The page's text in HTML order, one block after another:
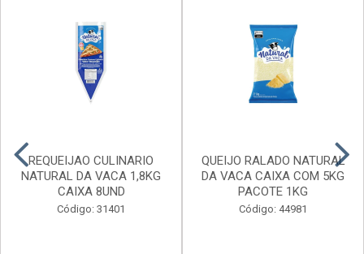
REQUEIJAO CULINARIO
NATURAL DA VACA 1,8KG
CAIXA 8UND
Código: 31401
QUEIJO RALADO NATURAL
DA VACA CAIXA COM 5KG
PACOTE 1KG
Código: 44981